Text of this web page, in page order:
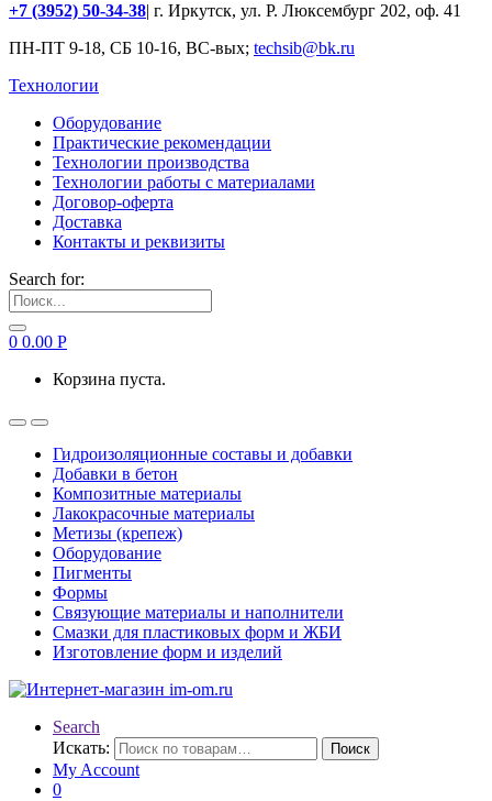
+7 (3952) 50-34-38| г. Иркутск, ул. Р. Люксембург 202, оф. 41
ПН-ПТ 9-18, СБ 10-16, ВС-вых; techsib@bk.ru
Технологии
Оборудование
Практические рекомендации
Технологии производства
Технологии работы с материалами
Договор-оферта
Доставка
Контакты и реквизиты
Search for:
0 0.00 Р
Корзина пуста.
Гидроизоляционные составы и добавки
Добавки в бетон
Композитные материалы
Лакокрасочные материалы
Метизы (крепеж)
Оборудование
Пигменты
Формы
Связующие материалы и наполнители
Смазки для пластиковых форм и ЖБИ
Изготовление форм и изделий
Search
Искать:
Поиск
My Account
0